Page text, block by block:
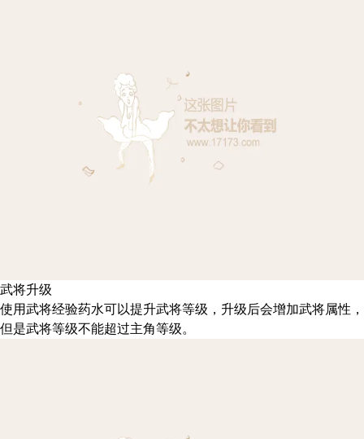
武将升级
使用武将经验药水可以提升武将等级，升级后会增加武将属性，
但是武将等级不能超过主角等级。